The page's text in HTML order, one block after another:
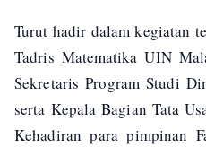
Turut hadir dalam kegiatan
Tadris Matematika UIN
Sekretaris Program Studi
serta Kepala Bagian Tata
Kehadiran para pimpinan